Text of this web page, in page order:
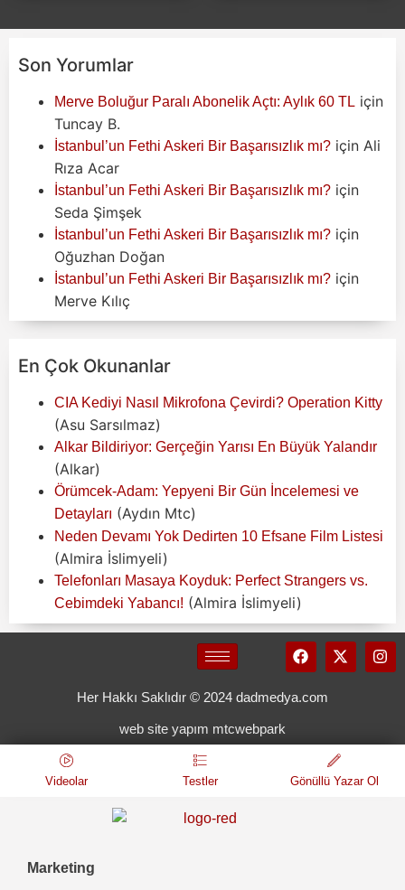
Son Yorumlar
Merve Boluğur Paralı Abonelik Açtı: Aylık 60 TL için
Tuncay B.
İstanbul’un Fethi Askeri Bir Başarısızlık mı? için Ali
Rıza Acar
İstanbul’un Fethi Askeri Bir Başarısızlık mı? için
Seda Şimşek
İstanbul’un Fethi Askeri Bir Başarısızlık mı? için
Oğuzhan Doğan
İstanbul’un Fethi Askeri Bir Başarısızlık mı? için
Merve Kılıç
En Çok Okunanlar
CIA Kediyi Nasıl Mikrofona Çevirdi? Operation Kitty
(Asu Sarsılmaz)
Alkar Bildiriyor: Gerçeğin Yarısı En Büyük Yalandır
(Alkar)
Örümcek-Adam: Yepyeni Bir Gün İncelemesi ve
Detayları (Aydın Mtc)
Neden Devamı Yok Dedirten 10 Efsane Film Listesi
(Almira İslimyeli)
Telefonları Masaya Koyduk: Perfect Strangers vs.
Cebimdeki Yabancı! (Almira İslimyeli)
Her Hakkı Saklıdır © 2024 dadmedya.com
web site yapım mtcwebpark
Videolar Testler Gönüllü Yazar Ol
Marketing